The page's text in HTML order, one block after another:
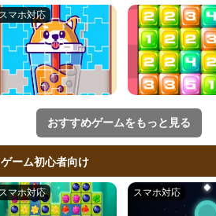
おすすめゲームをもっと見る
ゲーム初心者向け